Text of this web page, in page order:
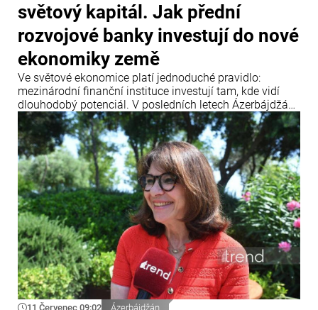
světový kapitál. Jak přední
rozvojové banky investují do nové
ekonomiky země
Ve světové ekonomice platí jednoduché pravidlo:
mezinárodní finanční instituce investují tam, kde vidí
dlouhodobý potenciál. V posledních letech Ázerbájdžán
upevnil svou pozici jako jedno z klíčových dopravních a
energetických center Eurasie a zároveň se stal
významnou platformou pro realizaci mezinárodních
infrastrukturních projektů.
11 Červenec 09:02 Ázerbájdžán